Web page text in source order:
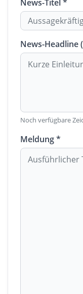
News-Titel *
News-Headline
Noch verfügbare
Meldung *